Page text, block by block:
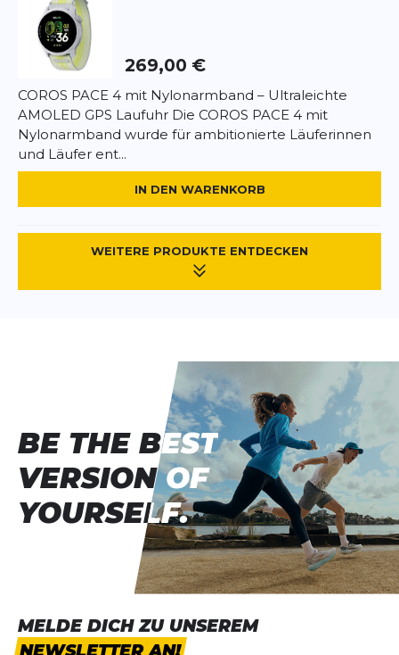
Nachhaltige Materialien mit Recyclinganteil Fazit:
Der Craft Pacer 2 ist ein leichtgewichtiger
Performance-Schuh, der durch seine Energie,
Stabilität und Passform überzeugt. Perfekt für
Komfort kombinieren möchten – vom schnellen
Training bis zum täglichen Dauerlauf.
269,00 €
COROS PACE 4 mit Nylonarmband – Ultraleichte
AMOLED GPS Laufuhr Die COROS PACE 4 mit
Nylonarmband wurde für ambitionierte Läuferinnen
und Läufer ent...
IN DEN WARENKORB
WEITERE PRODUKTE ENTDECKEN
MELDE DICH ZU UNSEREM
BE THE BEST
VERSION OF
YOURSELF.
BE THE BEST
VERSION OF
YOURSELF.